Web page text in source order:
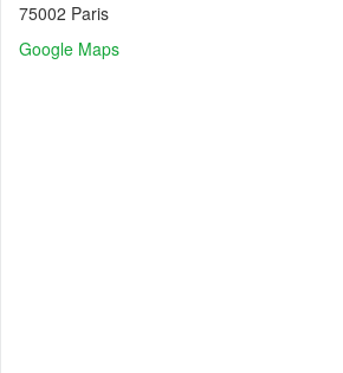
75002 Paris
Google Maps